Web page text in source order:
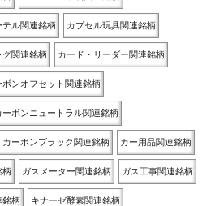
テル関連銘柄 カプセル玩具関連銘柄
グ関連銘柄 カード・リーダー関連銘柄
ボンオフセット関連銘柄
ーボンニュートラル関連銘柄
カーボンブラック関連銘柄 カー用品関連銘柄
柄 ガスメーター関連銘柄 ガス工事関連銘柄
銘柄 キナーゼ酵素関連銘柄